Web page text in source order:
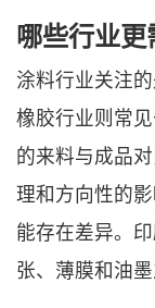
哪些行业
涂料行业关注
橡胶行业则常
的来料与成品
理和方向性的
能存在差异。
张、薄膜和油